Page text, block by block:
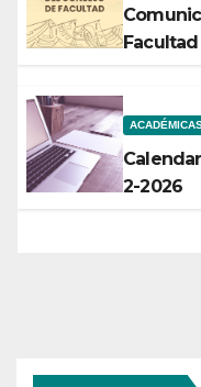
2-2026